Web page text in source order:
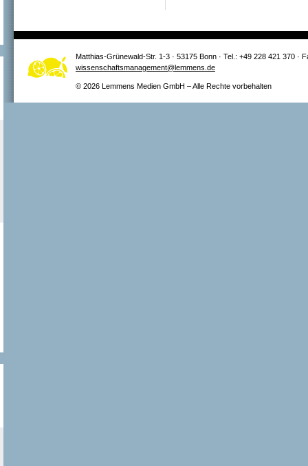
Matthias-Grünewald-Str. 1-3 · 53175 Bonn · Tel.: +49 228 421 370 ·
wissenschaftsmanagement@lemmens.de
© 2026 Lemmens Medien GmbH – Alle Rechte vorbehalten